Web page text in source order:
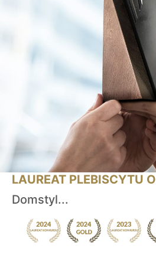
LAUREAT PLEBISCYTU
Domstyl...